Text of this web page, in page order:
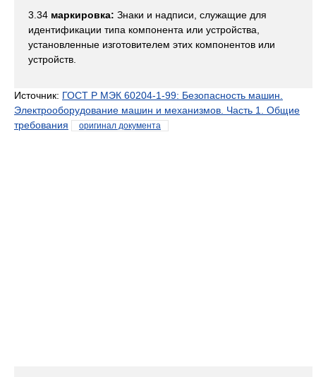
3.34 маркировка: Знаки и надписи, служащие для
идентификации типа компонента или устройства,
установленные изготовителем этих компонентов или
устройств.
Источник: ГОСТ Р МЭК 60204-1-99: Безопасность машин.
Электрооборудование машин и механизмов. Часть 1. Общие
требования
оригинал документа